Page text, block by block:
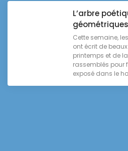
L’arbre
géométriques
Cette semaine,
ont écrit de
printemps et de
rassemblés pour
exposé dans le